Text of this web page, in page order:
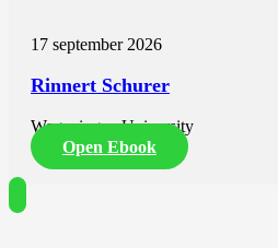
17 september 2026
Rinnert Schurer
Wageningen University
Open Ebook